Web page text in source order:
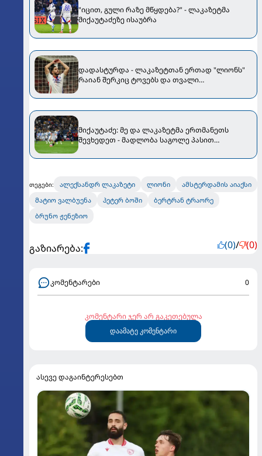
"იცით, გული რაზე მწყდება?" - ლაკაზეტმა
მიქაუტაძეზე ისაუბრა
დადასტურდა - ლაკაზეტთან ერთად "ლიონს"
რაიან შერკიც ტოვებს და თვალი
მიქაუტაძე: მე და ლაკაზეტმა ერთმანეთს
შევხედეთ - მადლობა საგოლე პასით
თეგები: ალექსანდრ ლაკაზეტი ლიონი
ამსტერდამის აიაქსი
მატიო ვალბუენა
პეტერ ბოში
ბერტრან ტრაორე
ბრუნო ჟენეზიო
გაზიარება: (0)/ (0)
კომენტარები 0
კომენტარი ჯერ არ გაკეთებულა
დაამატე კომენტარი
ასევე დაგაინტერესებთ